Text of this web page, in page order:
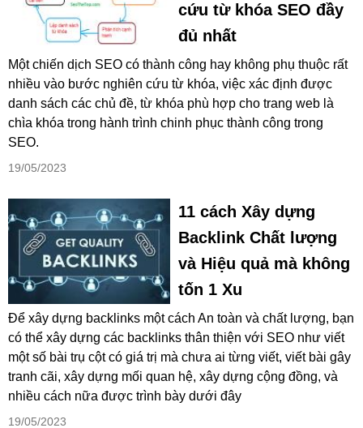
cứu từ khóa SEO đầy
đủ nhất
Một chiến dịch SEO có thành công hay không phụ thuộc rất
nhiều vào bước nghiên cứu từ khóa, việc xác định được
danh sách các chủ đề, từ khóa phù hợp cho trang web là
chìa khóa trong hành trình chinh phục thành công trong
SEO.
19/05/2023
11 cách Xây dựng
Backlink Chất lượng
và Hiệu quả mà không
tốn 1 Xu
Để xây dựng backlinks một cách An toàn và chất lượng, bạn
có thể xây dựng các backlinks thân thiện với SEO như viết
một số bài trụ cột có giá trị mà chưa ai từng viết, viết bài gây
tranh cãi, xây dựng mối quan hệ, xây dựng cộng đồng, và
nhiều cách nữa được trình bày dưới đây
19/05/2023